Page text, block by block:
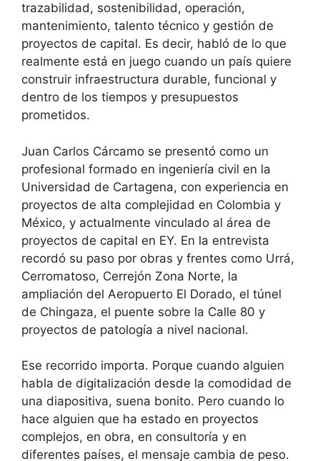
trazabilidad, sostenibilidad, operación,
mantenimiento, talento técnico y gestión de
proyectos de capital. Es decir, habló de lo que
realmente está en juego cuando un país quiere
construir infraestructura durable, funcional y
dentro de los tiempos y presupuestos
prometidos.
Juan Carlos Cárcamo se presentó como un
profesional formado en ingeniería civil en la
Universidad de Cartagena, con experiencia en
proyectos de alta complejidad en Colombia y
México, y actualmente vinculado al área de
proyectos de capital en EY. En la entrevista
recordó su paso por obras y frentes como Urrá,
Cerromatoso, Cerrejón Zona Norte, la
ampliación del Aeropuerto El Dorado, el túnel
de Chingaza, el puente sobre la Calle 80 y
proyectos de patología a nivel nacional.
Ese recorrido importa. Porque cuando alguien
habla de digitalización desde la comodidad de
una diapositiva, suena bonito. Pero cuando lo
hace alguien que ha estado en proyectos
complejos, en obra, en consultoría y en
diferentes países, el mensaje cambia de peso.